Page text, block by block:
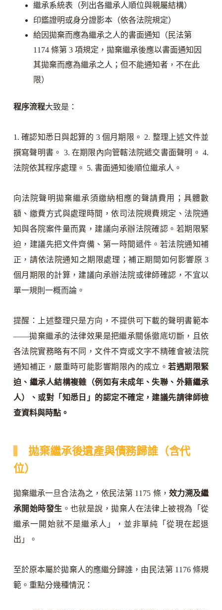
繼承系統表（列出各繼承人順位與親屬結構）
印鑑證明或身分證影本（依各法院規定）
給因拋棄而應為繼承之人的書面通知（民法第
1174 條第 3 項規定，拋棄繼承後應以書面通知因
其拋棄而應為繼承之人；但不能通知者，不在此
限）
程序流程大致是：
1. 確認知悉日與起算的 3 個月期限。 2. 整理上述文件並
撰寫聲明書。 3. 在期限內向管轄法院遞交書面聲明。 4.
法院依其程序處理。 5. 書面通知後順位繼承人。
向法院聲明拋棄繼承須繳納相應的聲請費用；具體數
額、繳費方式與處理時間，依司法院規費規定、法院通
知與各院案件量而異，建議向承辦法院確認。若期限緊
迫，建議先把文件齊備、第一時間遞件。若法院通知補
正，請依法院通知之期限處理；補正期間如何影響原 3
個月期限的計算，建議向承辦法院或律師確認，不宜以
單一規則一概而論。
提醒：上述整理只是方向，不提供可下載的聲明書範本
——拋棄繼承的法律效果是把繼承關係徹底切斷，且依
各法院實務略有不同，文件不齊或文字不精確會被法院
通知補正，嚴重時可能影響期限內的成立。若遇期限緊
迫、繼承人結構複雜（例如有未成年、失聯、外籍繼承
人）、或對「知悉日」的認定不確定，建議先請律師檢
查資料與時點。
拋棄繼承後遺產與債務歸誰（含代
位）
拋棄繼承一旦合法為之，依民法第 1175 條， 效力溯及繼
承開始時發生 。也就是說，拋棄人在法律上被視為「從
繼承一開始就不是繼承人」，並非單純「從現在起退
出」。
至於原本屬於拋棄人的應繼分歸誰，由民法第 1176 條規
範。重點分幾種情況：